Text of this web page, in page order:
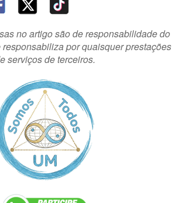
no artigo são de responsabilidade do
responsabiliza por quaisquer prestações
serviços de terceiros.